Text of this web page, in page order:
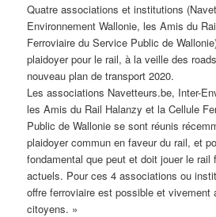
Quatre associations et institutions
Environnement Wallonie, les Amis du
Ferroviaire du Service Public de
plaidoyer pour le rail, à la veille des
nouveau plan de transport 2020.
Les associations Navetteurs.be, Inter-
les Amis du Rail Halanzy et la Cellule
Public de Wallonie se sont réunis
plaidoyer commun en faveur du rail, et
fondamental que peut et doit jouer le
actuels. Pour ces 4 associations ou
offre ferroviaire est possible et vivement
citoyens. »